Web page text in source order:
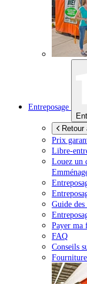
Entreposage
Retour
Prix
Libre-
Louez un
Guide
Payer ma
FAQ
Conseils